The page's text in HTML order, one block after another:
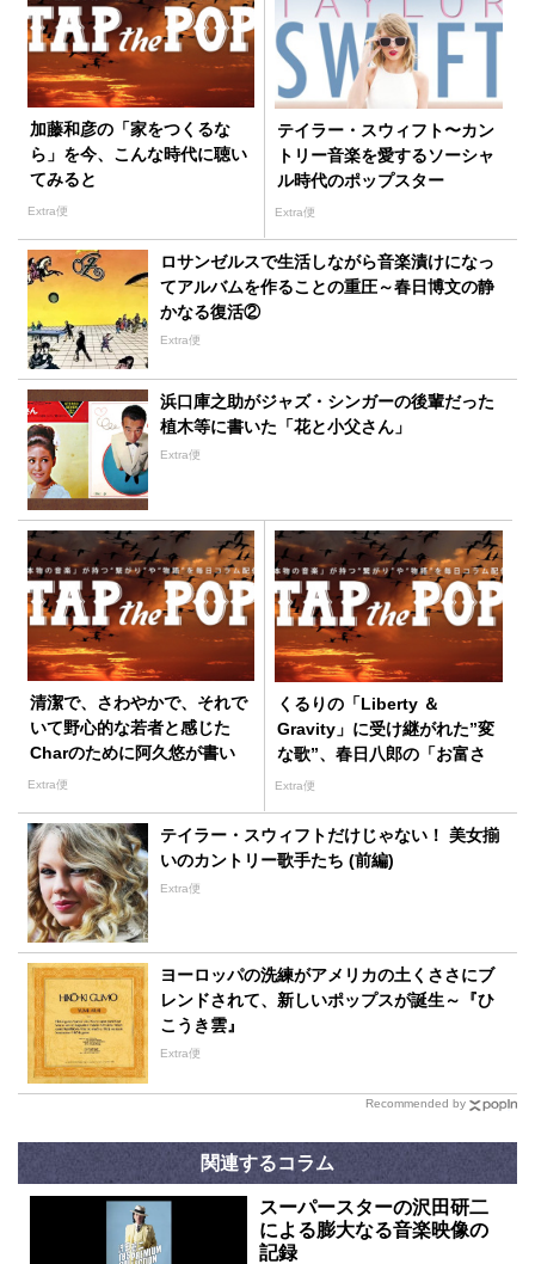
加藤和彦の「家をつくるな
ら」を今、こんな時代に聴い
てみると
Extra便
テイラー・スウィフト〜カン
トリー音楽を愛するソーシャ
ル時代のポップスター
Extra便
ロサンゼルスで生活しながら音楽漬けになっ
てアルバムを作ることの重圧～春日博文の静
かなる復活②
Extra便
浜口庫之助がジャズ・シンガーの後輩だった
植木等に書いた「花と小父さん」
Extra便
清潔で、さわやかで、それで
いて野心的な若者と感じた
Charのために阿久悠が書い
た「気絶するほど悩ましい」
Extra便
くるりの「Liberty ＆
Gravity」に受け継がれた”変
な歌”、春日八郎の「お富さ
ん」
Extra便
テイラー・スウィフトだけじゃない！ 美女揃
いのカントリー歌手たち (前編)
Extra便
ヨーロッパの洗練がアメリカの土くささにブ
レンドされて、新しいポップスが誕生～『ひ
こうき雲』
Extra便
Recommended by
関連するコラム
スーパースターの沢田研二
による膨大なる音楽映像の
記録